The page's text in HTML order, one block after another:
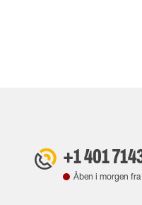
+1 401
Åben i morgen fra